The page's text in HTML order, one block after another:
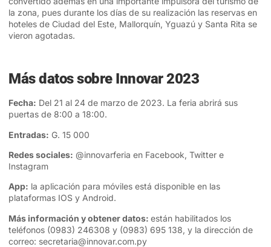
la zona, pues durante los días de su realización las reservas en
hoteles de Ciudad del Este, Mallorquín, Yguazú y Santa Rita se
vieron agotadas.
Más datos sobre Innovar 2023
Fecha: Del 21 al 24 de marzo de 2023. La feria abrirá sus
puertas de 8:00 a 18:00.
Entradas: G. 15 000
Redes sociales: @innovarferia en Facebook, Twitter e
Instagram
App: la aplicación para móviles está disponible en las
plataformas IOS y Android.
Más información y obtener datos: están habilitados los
teléfonos (0983) 246308 y (0983) 695 138, y la dirección de
correo: secretaria@innovar.com.py